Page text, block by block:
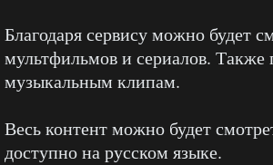
Благодаря сервису можно будет
мультфильмов и сериалов. Также
музыкальным клипам.
Весь контент можно будет
доступно на русском языке.